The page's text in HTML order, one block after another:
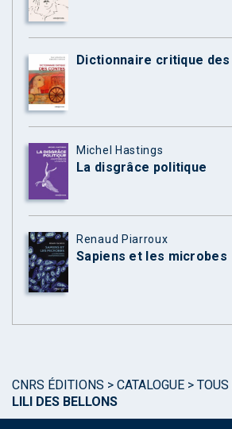
Dictionnaire critique
Michel Hastings
La disgrâce politique
Renaud Piarroux
Sapiens et les microbes
CNRS ÉDITIONS > CATALOGUE > TOUS
LILI DES BELLONS